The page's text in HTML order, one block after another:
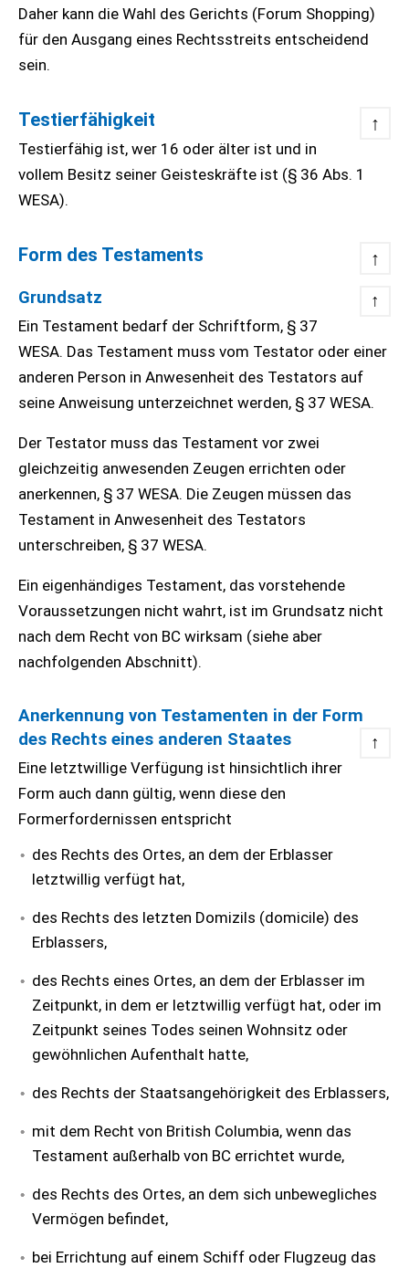
Daher kann die Wahl des Gerichts (Forum Shopping)
für den Ausgang eines Rechtsstreits entscheidend
sein.
Testierfähigkeit ↑
Testierfähig ist, wer 16 oder älter ist und in
vollem Besitz seiner Geisteskräfte ist (§ 36 Abs. 1
WESA).
Form des Testaments ↑
Grundsatz ↑
Ein Testament bedarf der Schriftform, § 37
WESA. Das Testament muss vom Testator oder einer
anderen Person in Anwesenheit des Testators auf
seine Anweisung unterzeichnet werden, § 37 WESA.
Der Testator muss das Testament vor zwei
gleichzeitig anwesenden Zeugen errichten oder
anerkennen, § 37 WESA. Die Zeugen müssen das
Testament in Anwesenheit des Testators
unterschreiben, § 37 WESA.
Ein eigenhändiges Testament, das vorstehende
Voraussetzungen nicht wahrt, ist im Grundsatz nicht
nach dem Recht von BC wirksam (siehe aber
nachfolgenden Abschnitt).
Anerkennung von Testamenten in der Form
des Rechts eines anderen Staates
↑
Eine letztwillige Verfügung ist hinsichtlich ihrer
Form auch dann gültig, wenn diese den
Formerfordernissen entspricht
des Rechts des Ortes, an dem der Erblasser
letztwillig verfügt hat,
des Rechts des letzten Domizils (domicile) des
Erblassers,
des Rechts eines Ortes, an dem der Erblasser im
Zeitpunkt, in dem er letztwillig verfügt hat, oder im
Zeitpunkt seines Todes seinen Wohnsitz oder
gewöhnlichen Aufenthalt hatte,
des Rechts der Staatsangehörigkeit des Erblassers,
mit dem Recht von British Columbia, wenn das
Testament außerhalb von BC errichtet wurde,
des Rechts des Ortes, an dem sich unbewegliches
Vermögen befindet,
bei Errichtung auf einem Schiff oder Flugzeug das